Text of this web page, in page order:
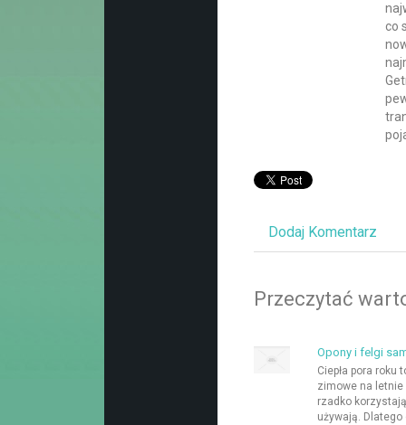
co
Dodaj Komentarz
Przeczytać
Opony i felgi
Ciepła pora
zimowe na letnie
rzadko
używają.